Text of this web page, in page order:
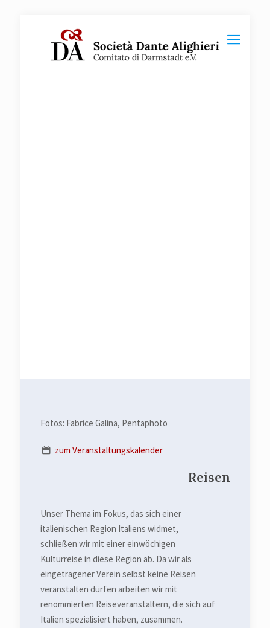
Fotos: Fabrice Galina, Pentaphoto
zum Veranstaltungskalender
Reisen
Unser Thema im Fokus, das sich einer
italienischen Region Italiens widmet,
schließen wir mit einer einwöchigen
Kulturreise in diese Region ab. Da wir als
eingetragener Verein selbst keine Reisen
veranstalten dürfen arbeiten wir mit
renommierten Reiseveranstaltern, die sich auf
Italien spezialisiert haben, zusammen.